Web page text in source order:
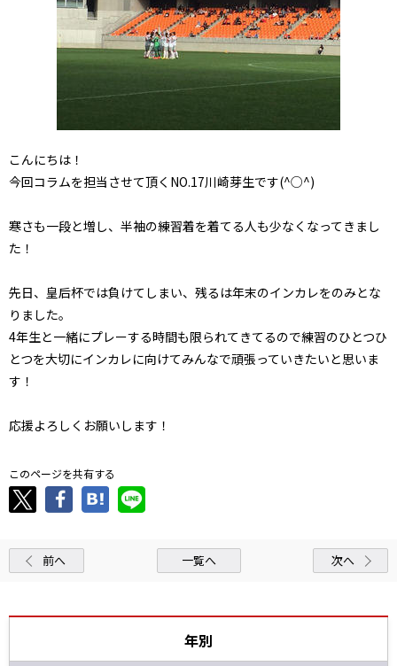
こんにちは！
今回コラムを担当させて頂くNO.17川崎芽生です(^○^)
寒さも一段と増し、半袖の練習着を着てる人も少なくなってきまし
た！
先日、皇后杯では負けてしまい、残るは年末のインカレをのみとな
りました。
4年生と一緒にプレーする時間も限られてきてるので練習のひとつひ
とつを大切にインカレに向けてみんなで頑張っていきたいと思いま
す！
応援よろしくお願いします！
このページを共有する
前へ 一覧へ 次へ
年別